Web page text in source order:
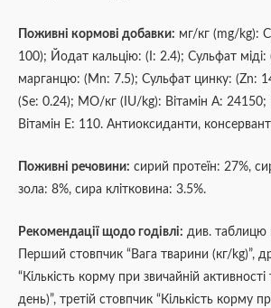
Поживні кормові добавки: мг/кг (mg/kg):
100); Йодат кальцію: (I: 2.4); Сульфат
марганцю: (Mn: 7.5); Сульфат цинку: (Zn:
(Se: 0.24); МО/кг (IU/kg): Вітамін А: 24150;
Вітамін Е: 110. Антиоксиданти,
Поживні речовини: сирий протеїн: 27%,
зола: 8%, сира клітковина: 3.5%.
Рекомендації щодо годівлі: див. таблицю
Перший стовпчик “Вага тварини (кг/kg)”,
“Кількість корму при звичайній
день)”, третій стовпчик “Кількість корму